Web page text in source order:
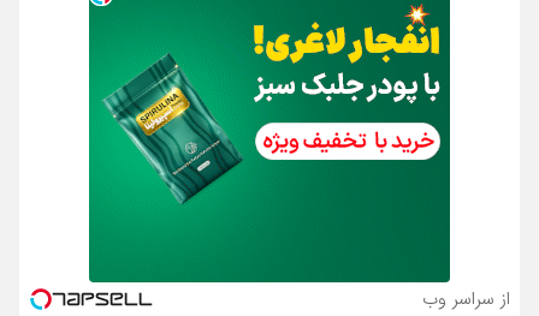
از سراسر وب